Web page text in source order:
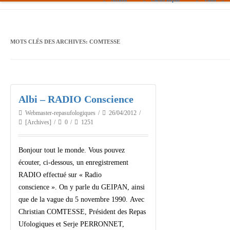
MOTS CLÉS DES ARCHIVES: COMTESSE
Albi – RADIO Conscience
Webmaster-repasufologiques
26/04/2012
[Archives]
0 1251
Bonjour tout le monde. Vous pouvez
écouter, ci-dessous, un enregistrement
RADIO effectué sur « Radio
conscience ». On y parle du GEIPAN, ainsi
que de la vague du 5 novembre 1990. Avec
Christian COMTESSE, Président des Repas
Ufologiques et Serje PERRONNET,